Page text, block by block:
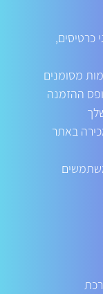
כרטיסים,
מסומנים
ההזמנה
באתר